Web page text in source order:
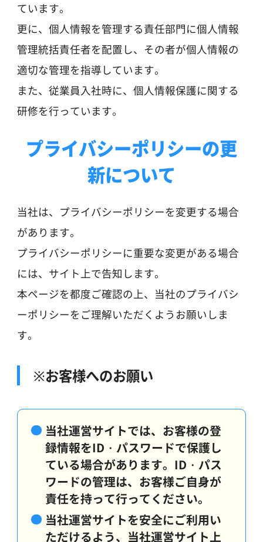
ています。
更に、個人情報を管理する責任部門に個人情報
管理統括責任者を配置し、その者が個人情報の
適切な管理を指導しています。
また、従業員入社時に、個人情報保護に関する
研修を行っています。
プライバシーポリシーの更
新について
当社は、プライバシーポリシーを変更する場合
があります。
プライバシーポリシーに重要な変更がある場合
には、サイト上で告知します。
本ページを都度ご確認の上、当社のプライバシ
ーポリシーをご理解いただくようお願いしま
す。
※お客様へのお願い
当社運営サイトでは、お客様の登
録情報をID・パスワードで保護し
ている場合があります。ID・パス
ワードの管理は、お客様ご自身が
責任を持って行ってください。
当社運営サイトを安全にご利用い
ただけるよう、当社運営サイト上